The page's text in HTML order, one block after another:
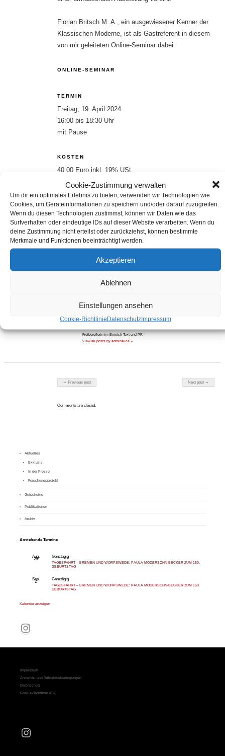
Cookie-Zustimmung verwalten
Um dir ein optimales Erlebnis zu bieten, verwenden wir Technologien wie
Cookies, um Geräteinformationen zu speichern und/oder darauf zuzugreifen.
Wenn du diesen Technologien zustimmst, können wir Daten wie das
Surfverhalten oder eindeutige IDs auf dieser Website verarbeiten. Wenn du
deine Zustimmung nicht erteilst oder zurückziehst, können bestimmte
Merkmale und Funktionen beeinträchtigt werden.
Akzeptieren
Ablehnen
Einstellungen ansehen
Cookie-RichtlinieDatenschutzImpressum
Florian Britsch M. A., ein ausgewiesener Kenner der
Klassischen Moderne, ist als Gastreferent in diesem
von mir geleiteten Online-Seminar dabei.
ONLINE-SEMINAR
TERMIN
Freitag, 19. April 2024
16:00 bis 18:30 Uhr
mit Pause
KOSTEN
40,00 Euro inkl. 19% USt.
ANMELDUNG
Anmeldung per
E-Mail oder über das Buchungsformular
teilen
Freiberuflerin im Bereich Text und PR
View all posts by adminalice »
Post navigation
← Previous post Next post →
Comments are closed.
Aktuelles
Exklusiv
In der Presse
Forschungsprojekt
Gutscheine
Publikationen
Archiv
Anstehende Termine
Aug.
26
Ganztägig
TAGESFAHRT – BREMEN UND WORPSWEDE: PAULA MODERSOHN-BECKER ZUM 150.
GEBURTSTAG
Sep.
2
Ganztägig
TAGESFAHRT – BREMEN UND WORPSWEDE: PAULA MODERSOHN-BECKER ZUM 150.
GEBURTSTAG
Kalender anzeigen
Instagram
Impressum
Anmelde- und Teilnahmebedingungen
Datenschutz
Cookie-Richtlinie (EU)
Instagram